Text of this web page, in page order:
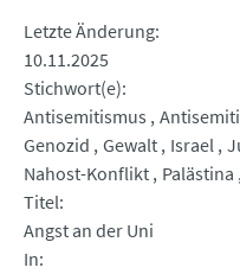
Letzte Änderung
10.11.2025
Stichwort(e)
Antisemitismus
Genozid Gewalt Israel
Nahost-Konflikt Palästina
Titel
Angst an der Uni
In